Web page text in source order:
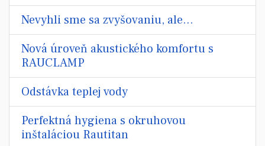
Nevyhli sme sa zvyšovaniu, ale...
Nová úroveň akustického komfortu s
RAUCLAMP
Odstávka teplej vody
Perfektná hygiena s okruhovou
inštaláciou Rautitan